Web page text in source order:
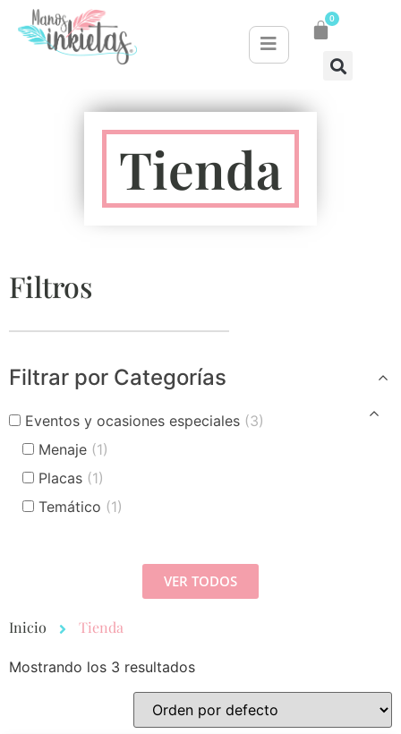
0
Tienda
Inicio Tienda
Mostrando los 3 resultados
Filtros
Filtrar por Categorías
Eventos y ocasiones especiales (3)
Menaje (1)
Placas (1)
Temático (1)
VER TODOS